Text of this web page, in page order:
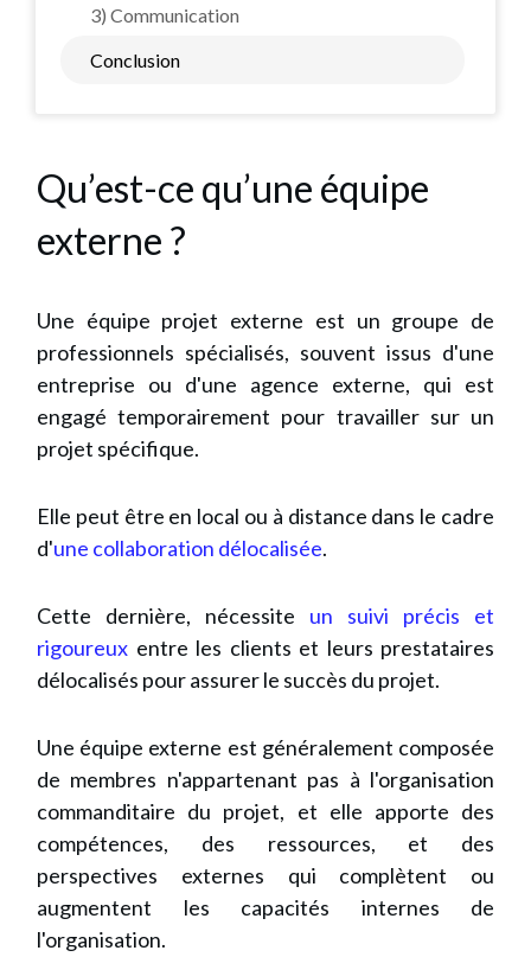
3) Communication
Conclusion
Qu’est-ce qu’une équipe
externe ?
Une équipe projet externe est un groupe de
professionnels spécialisés, souvent issus d'une
entreprise ou d'une agence externe, qui est
engagé temporairement pour travailler sur un
projet spécifique.
Elle peut être en local ou à distance dans le cadre
d'une collaboration délocalisée.
Cette dernière, nécessite un suivi précis et
rigoureux entre les clients et leurs prestataires
délocalisés pour assurer le succès du projet.
Une équipe externe est généralement composée
de membres n'appartenant pas à l'organisation
commanditaire du projet, et elle apporte des
compétences, des ressources, et des
perspectives externes qui complètent ou
augmentent les capacités internes de
l'organisation.